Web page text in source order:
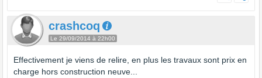
crashcoq
Le 29/09/2014 à 22h00
Effectivement je viens de relire, en plus les travaux sont prix en
charge hors construction neuve...